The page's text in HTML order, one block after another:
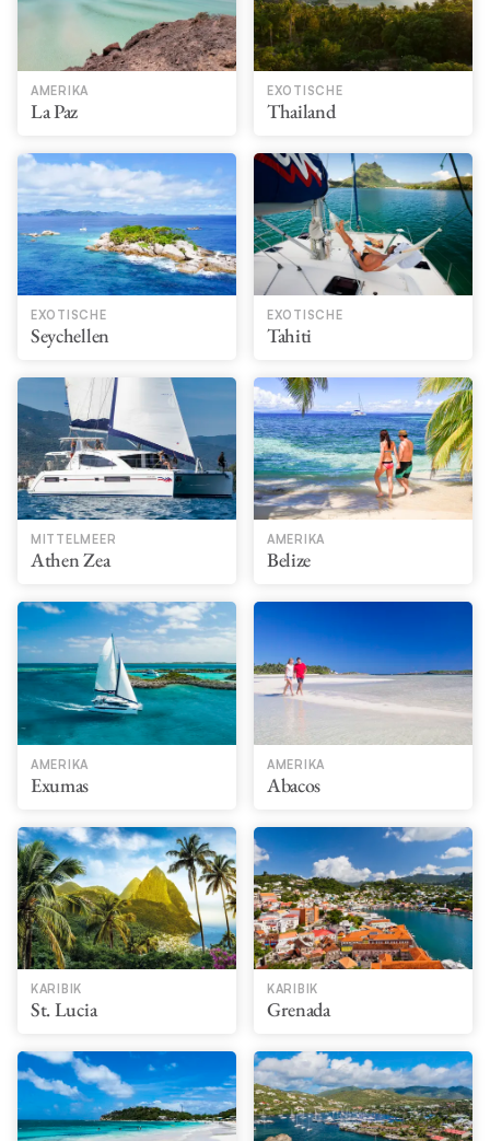
AMERIKA
La Paz
EXOTISCHE
Thailand
EXOTISCHE
Seychellen
EXOTISCHE
Tahiti
MITTELMEER
Athen Zea
AMERIKA
Belize
AMERIKA
Exumas
AMERIKA
Abacos
KARIBIK
St. Lucia
KARIBIK
Grenada